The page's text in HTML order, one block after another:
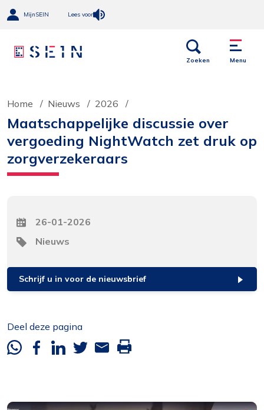
Open
Zoeken
Menu
links
Menu
MijnSEIN Lees voor
Home Nieuws 2026
Maatschappelijke discussie over
vergoeding NightWatch zet druk op
zorgverzekeraars
Datum
26-01-2026
TagNieuws
Schrijf u in voor de nieuwsbrief
Deel deze pagina
WhatsappFacebook LinkedinTwitter Mail